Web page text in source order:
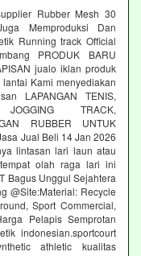
Rubber Mesh 30
Memproduksi Dan
Running track Official
PRODUK BARU
jualo iklan produk
Kami menyediakan
LAPANGAN TENIS,
TRACK,
RUBBER UNTUK
Jual Beli 14 Jan 2026
lintasan lari laun atau
olah raga lari ini
Bagus Unggul Sejahtera
@Site:Material: Recycle
Sport Commercial,
Pelapis Semprotan
indonesian.sportcourt
athletic kualitas